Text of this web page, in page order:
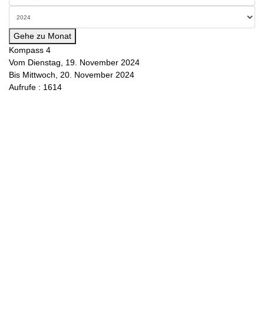
Gehe zu Monat
Kompass 4
Vom Dienstag, 19. November 2024
Bis Mittwoch, 20. November 2024
Aufrufe : 1614